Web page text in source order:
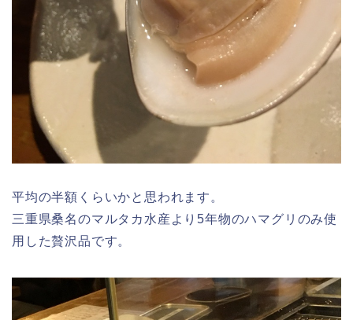
平均の半額くらいかと思われます。
三重県桑名のマルタカ水産より5年物のハマグリのみ使
用した贅沢品です。